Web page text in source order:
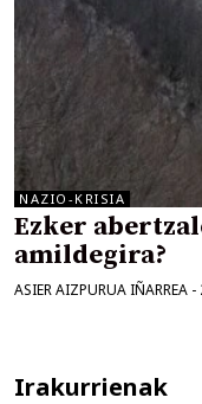
NAZIO-KRISIA
Ezker
amildegira?
ASIER AIZPURUA IÑARREA -
Irakurrienak